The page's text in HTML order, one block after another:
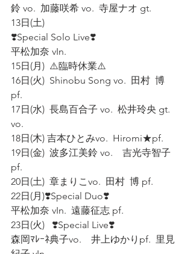
鈴 vo.  加藤咲希 vo.  寺屋ナオ gt.
13日(土)
❣️Special Solo Live❣️
平松加奈 vIn.
15日(月)  ⚠️臨時休業⚠️
16日(火)  Shinobu Song vo.  田村  博
pf.
17日(水)  長島百合子 vo.  松井玲央 gt.
vo.
18日(木) 吉本ひとみvo.  Hiromi★pf.
19日(金)  波多江美鈴 vo.    吉光寺智子
pf.
20日(土)  章まりこvo.  田村  博 pf.
22日(月)❣️Special Duo❣️
平松加奈 vIn.  遠藤征志 pf.
23日(火)   ❣️Special Live❣️
森岡ﾏﾚｰﾈ典子vo.    井上ゆかりpf.  里見